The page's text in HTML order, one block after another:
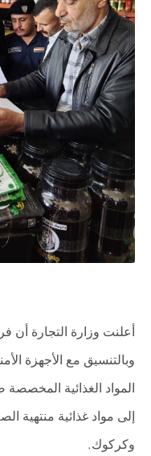
أعلنت وزارة التجارة أن
وبالتنسيق مع الأجهزة
المواد الغذائية
إلى مواد غذائية منتهية
وكركوك.